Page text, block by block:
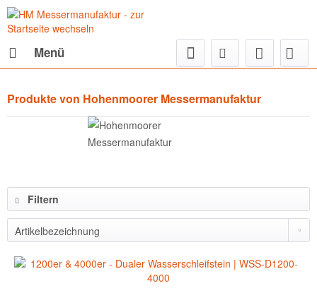
Menü
Produkte von Hohenmoorer Messermanufaktur
Filtern